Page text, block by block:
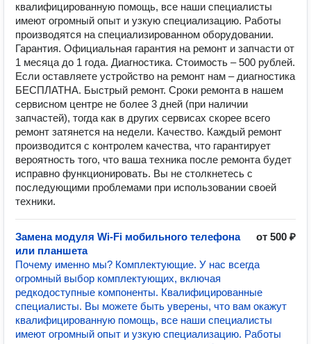
квалифицированную помощь, все наши специалисты
имеют огромный опыт и узкую специализацию. Работы
производятся на специализированном оборудовании.
Гарантия. Официальная гарантия на ремонт и запчасти от
1 месяца до 1 года. Диагностика. Стоимость – 500 рублей.
Если оставляете устройство на ремонт нам – диагностика
БЕСПЛАТНА. Быстрый ремонт. Сроки ремонта в нашем
сервисном центре не более 3 дней (при наличии
запчастей), тогда как в других сервисах скорее всего
ремонт затянется на недели. Качество. Каждый ремонт
производится с контролем качества, что гарантирует
вероятность того, что ваша техника после ремонта будет
исправно функционировать. Вы не столкнетесь с
последующими проблемами при использовании своей
техники.
Замена модуля Wi-Fi мобильного телефона
или планшета
от 500 ₽
Почему именно мы? Комплектующие. У нас всегда
огромный выбор комплектующих, включая
редкодоступные компоненты. Квалифицированные
специалисты. Вы можете быть уверены, что вам окажут
квалифицированную помощь, все наши специалисты
имеют огромный опыт и узкую специализацию. Работы